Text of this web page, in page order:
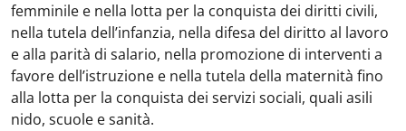
femminile e nella lotta per la conquista dei diritti civili,
nella tutela dell’infanzia, nella difesa del diritto al lavoro
e alla parità di salario, nella promozione di interventi a
favore dell’istruzione e nella tutela della maternità fino
alla lotta per la conquista dei servizi sociali, quali asili
nido, scuole e sanità.